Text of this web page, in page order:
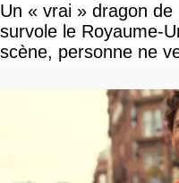
Un « vrai » dragon
survole le Royaume-
scène, personne ne